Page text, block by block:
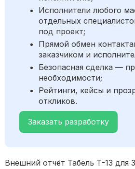
Исполнители любого
отдельных
под проект;
Прямой обмен
заказчиком и
Безопасная сделка —
необходимости;
Рейтинги, кейсы и
откликов.
Заказать разработку
Внешний отчёт Табель Т-13 для